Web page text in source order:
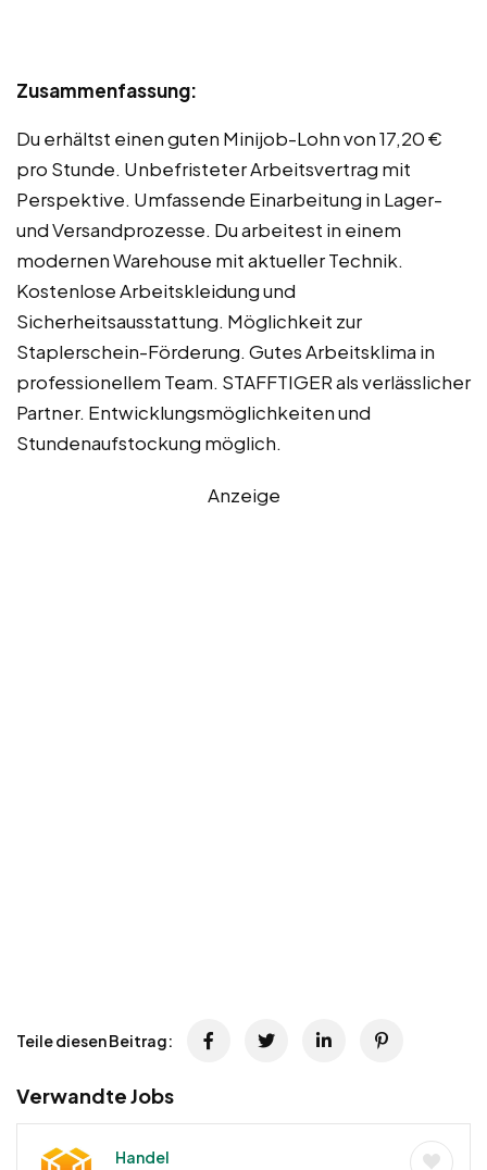
Zusammenfassung:
Du erhältst einen guten Minijob-Lohn von 17,20 €
pro Stunde. Unbefristeter Arbeitsvertrag mit
Perspektive. Umfassende Einarbeitung in Lager-
und Versandprozesse. Du arbeitest in einem
modernen Warehouse mit aktueller Technik.
Kostenlose Arbeitskleidung und
Sicherheitsausstattung. Möglichkeit zur
Staplerschein-Förderung. Gutes Arbeitsklima in
professionellem Team. STAFFTIGER als verlässlicher
Partner. Entwicklungsmöglichkeiten und
Stundenaufstockung möglich.
Anzeige
Teile diesen Beitrag:
Verwandte Jobs
Handel